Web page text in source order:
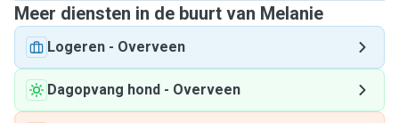
Meer diensten in de buurt van Melanie
Logeren - Overveen
Dagopvang hond - Overveen